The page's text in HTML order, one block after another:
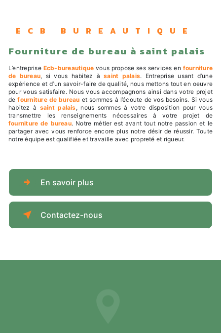
ECB BUREAUTIQUE
fourniture de bureau à saint palais
L’entreprise Ecb-bureautique vous propose ses services en fourniture
de bureau, si vous habitez àsaint palais. Entreprise usant d’une
expérience et d’un savoir-faire de qualité, nous mettons tout en oeuvre
pour vous satisfaire. Nous vous accompagnons ainsi dans votre projet
defourniture de bureau et sommes à l’écoute de vos besoins. Si vous
habitez à saint palais, nous sommes à votre disposition pour vous
transmettre les renseignements nécessaires à votre projet de
fourniture de bureau. Notre métier est avant tout notre passion et le
partager avec vous renforce encore plus notre désir de réussir. Toute
notre équipe est qualifiée et travaille avec propreté et rigueur.
En savoir plus
Contactez-nous